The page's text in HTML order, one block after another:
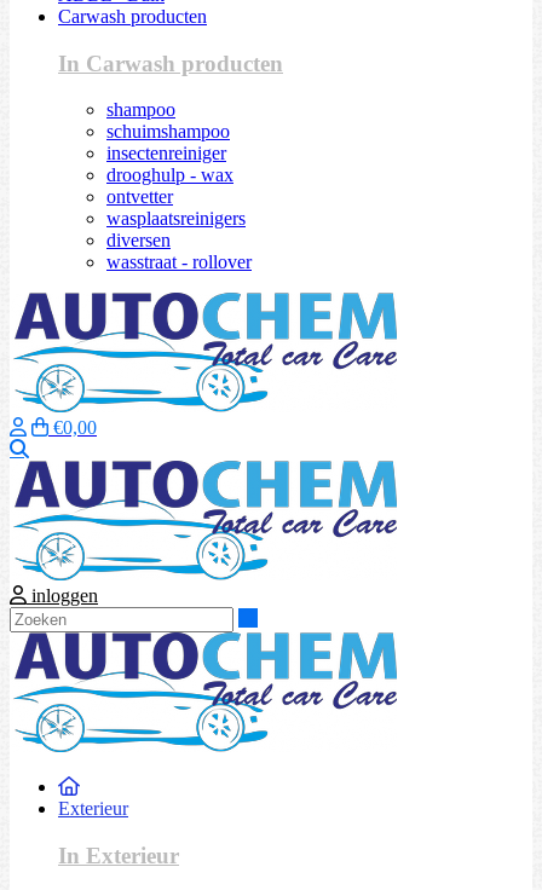
Carwash producten
In Carwash producten
shampoo
schuimshampoo
insectenreiniger
drooghulp - wax
ontvetter
wasplaatsreinigers
diversen
wasstraat - rollover
€0,00
inloggen
Exterieur
In Exterieur